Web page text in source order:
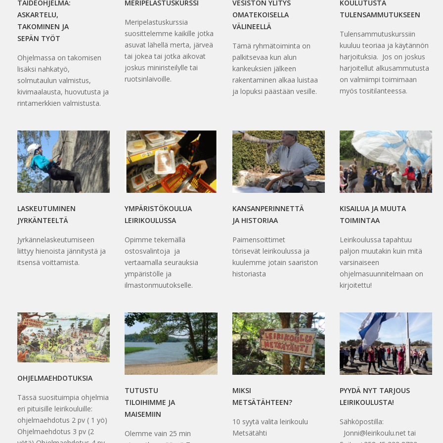
TAIDEOHJELMA:
ASKARTELU,
TAKOMINEN JA
SEPÄN TYÖT
Ohjelmassa on takomisen
lisäksi nahkatyö,
solmutaulun valmistus,
kivimaalausta, huovutusta ja
rintamerkkien valmistusta.
MERIPELASTUSKURSSI
Meripelastuskurssia
suosittelemme kaikille jotka
asuvat lähellä merta, järveä
tai jokea tai jotka aikovat
joskus miniristeilylle tai
ruotsinlaivoille.
VESISTÖN YLITYS
OMATEKOISELLA
VÄLINEELLÄ
Tämä ryhmätoiminta on
palkitsevaa kun alun
kankeuksien jälkeen
rakentaminen alkaa luistaa
ja lopuksi päästään vesille.
KOULUTUSTA
TULENSAMMUTUKSEEN
Tulensammutuskurssiin
kuuluu teoriaa ja käytännön
harjoituksia. Jos on joskus
harjoitellut alkusammutusta
on valmiimpi toimimaan
myös tositilanteessa.
LASKEUTUMINEN
JYRKÄNTEELTÄ
Jyrkännelaskeutumiseen
liittyy hienoista jännitystä ja
itsensä voittamista.
YMPÄRISTÖKOULUA
LEIRIKOULUSSA
Opimme tekemällä
ostosvalintoja ja
vertaamalla seurauksia
ympäristölle ja
ilmastonmuutokselle.
KANSANPERINNETTÄ
JA HISTORIAA
Paimensoittimet
törisevät leirikoulussa ja
kuulemme jotain saariston
historiasta
KISAILUA JA MUUTA
TOIMINTAA
Leirikoulussa tapahtuu
paljon muutakin kuin mitä
varsinaiseen
ohjelmasuunnitelmaan on
kirjoitettu!
OHJELMAEHDOTUKSIA
Tässä suosituimpia ohjelmia
eri pituisille leirikouluille:
ohjelmaehdotus 2 pv ( 1 yö)
Ohjelmaehdotus 3 pv (2
TUTUSTU
TILOIHIMME JA
MAISEMIIN
Olemme vain 25 min
MIKSI
METSÄTÄHTEEN?
10 syytä valita leirikoulu
Metsätähti
PYYDÄ NYT TARJOUS
LEIRIKOULUSTA!
Sähköpostilla:
Jonni@leirikoulu.net tai